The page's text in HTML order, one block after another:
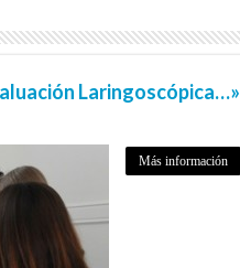
Laringoscópica…»
Más información